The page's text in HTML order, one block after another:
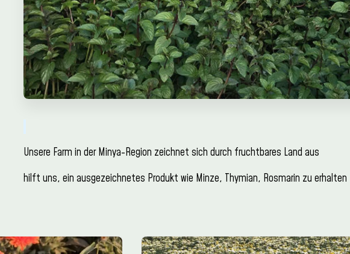
Unsere Farm in der Minya-Region zeichnet sich durch fruchtbares Land aus
hilft uns, ein ausgezeichnetes Produkt wie Minze, Thymian, Rosmarin zu erhalten